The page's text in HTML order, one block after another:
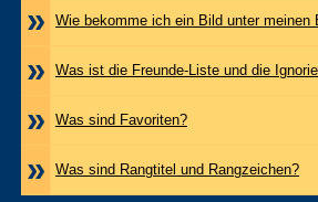
» Wie bekomme ich ein Bild unter meinen
» Was ist die Freunde-Liste und die
» Was sind Favoriten?
» Was sind Rangtitel und Rangzeichen?